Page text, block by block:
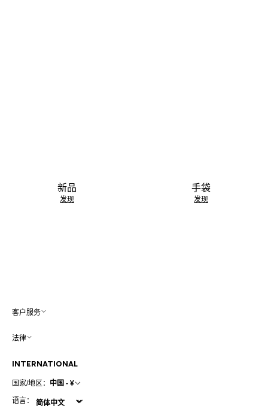
新品
发现
手袋
发现
INTERNATIONAL
国家/地区： 中国 - ¥
语言：
客户服务
法律